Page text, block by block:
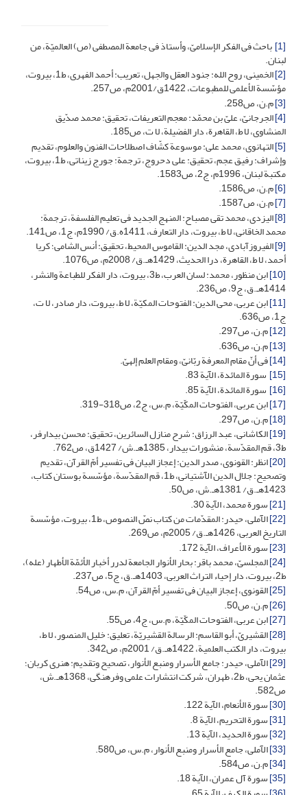
[1] باحث فی الفکر الإسلامیّ، وأستاذ فی جامعة المصطفى (ص) العالمیّة، من
لبنان.
[2] الخمینی، روح الله: جنود العقل والجهل، تعریب: أحمد الفهری، ط1، بیروت،
مؤسّسة الأعلمی للمطبوعات، 1422ق/2001م، ص257.
[3] م.ن، ص258.
[4] الجرجانیّ، علیّ بن محمّد: معجم التعریفات، تحقیق: محمد صدّیق
المنشاوی، لا ط، القاهرة، دار الفضیلة، لا ت، ص185.
[5] التهانوی، محمد علی: موسوعة کشّاف اصطلاحات الفنون والعلوم، تقدیم
وإشراف: رفیق عجم، تحقیق: علی دحروج، ترجمة: جورج زیناتی، ط1، بیروت،
مکتبة لبنان، 1996م، ج2، ص1583.
[6] م.ن، ص1586.
[7] م.ن، ص1587.
[8] الیزدی، محمد تقی مصباح: المنهج الجدید فی تعلیم الفلسفة، ترجمة:
محمد الخاقانی، لا ط، بیروت، دار التعارف، 1411ه.ق/ 1990م، ج1، ص141.
[9] الفیروزآبادی، مجد الدین: القاموس المحیط، تحقیق: أنس الشامی؛ کریا
أحمد، لا ط، القاهرة، درا الحدیث، 1429هـ.ق/ 2008م، ص1076.
[10] ابن منظور، محمد: لسان العرب، ط3، بیروت، دار الفکر للطباعة والنشر،
1414هـ.ق، ج9، ص236.
[11] ابن عربی، محی الدین: الفتوحات المکیّة، لا ط، بیروت، دار صادر، لا ت،
ج1، ص636.
[12] م.ن، ص297.
[13] م.ن، ص636.
[14] فی أنّ مقام المعرفة ربّانیّ، ومقام العلم إلهیّ.
[15] سورة المائدة، الآیة 83.
[16] سورة المائدة، الآیة 85.
[17] ابن عربی، الفتوحات المکّیّة، م.س، ج2، ص318-319.
[18] م.ن، ص297.
[19] الکاشانی، عبد الرزاق: شرح منازل السائرین، تحقیق: محسن بیدارفر،
ط3، قم المقدّسة، منشورات بیدار، 1385هـ.ش/ 1427ق، ص762.
[20] انظر: القونوی، صدر الدین: إعجاز البیان فی تفسیر أمّ القرآن، تقدیم
وتصحیح: جلال الدین الآشتیانی، ط1، قم المقدّسة، مؤسّسة بوستان کتاب،
1423هـ.ق/ 1381هـ.ش، ص50.
[21] سورة محمد، الآیة 30.
[22] الآملی، حیدر: المقدّمات من کتاب نصّ النصوص، ط1، بیروت، مؤسّسة
التاریخ العربی، 1426هـ.ق/ 2005م، ص269.
[23] سورة الأعراف، الآیة 172.
[24] المجلسیّ، محمد باقر: بحار الأنوار الجامعة لدرر أخبار الأئمّة الأطهار (عله)،
ط2، بیروت، دار إحیاء التراث العربی، 1403هـ.ق، ج5، ص237.
[25] القونوی، إعجاز البیان فی تفسیر أمّ القرآن، م.س، ص54.
[26] م.ن، ص50.
[27] ابن عربی، الفتوحات المکّیّة، م.س، ج4، ص55.
[28] القشیریّ، أبو القاسم: الرسالة القشیریّة، تعلیق: خلیل المنصور، لا ط،
بیروت، دار الکتب العلمیة، 1422هـ.ق/ 2001م، ص342.
[29] الآملی، حیدر: جامع الأسرار ومنبع الأنوار، تصحیح وتقدیم: هنری کربان؛
عثمان یحی، ط2، طهران، شرکت انتشارات علمی وفرهنگى، 1368هـ.ش،
ص582.
[30] سورة الأنعام، الآیة 122.
[31] سورة التحریم، الآیة 8.
[32] سورة الحدید، الآیة 13.
[33] الآملی، جامع الأسرار ومنبع الأنوار، م.س، ص580.
[34] م.ن، ص584.
[35] سورة آل عمران، الآیة 18.